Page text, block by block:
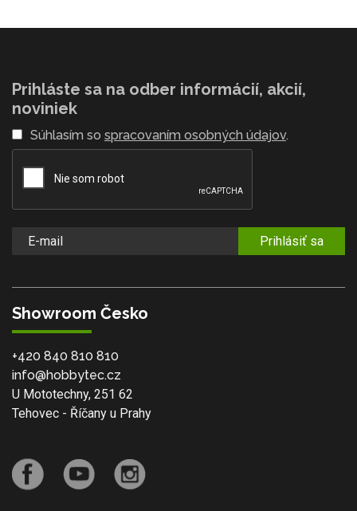
Prihláste sa na odber informácií, akcií,
noviniek
Súhlasím so spracovaním osobných údajov.
Prihlásiť sa
Showroom Česko
+420 840 810 810
info@hobbytec.cz
U Mototechny, 251 62
Tehovec - Říčany u Prahy